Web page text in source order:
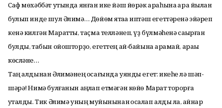
Саф мөхәббәт утында янған ике йәш йөрәк араһына ҡара йылан
булып инде шул Әлимә… Дөйөм ятаҡҡа иптәш егеттәренә эйәреп
кенә килгән Маратты, таҫма телләнеп, үҙ бүлмәһенә саҡырған
булды, табын ойошторҙо, егеттең ай-байына ҡарамай, араҡы
көсләне…
Таң алдынан Әлимәнең ҡосағында уянды егет: икеһе лә шәп-
шәрә! Нимә булғанын аңлап етмәгән көйө Марат торорға
уҡталды. Тик Әлимә уның муйынынан ҡосаҡлап алды ла, ҡайнар